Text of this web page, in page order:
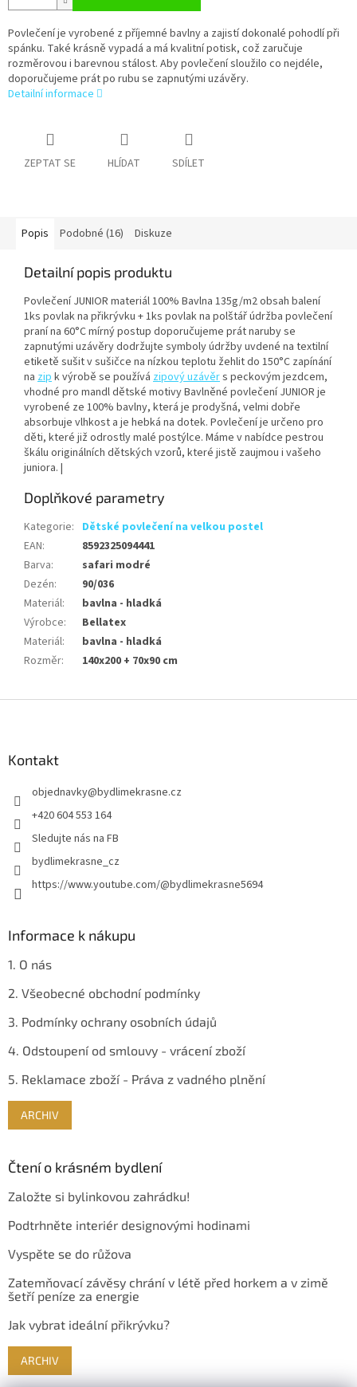
Povlečení je vyrobené z příjemné bavlny a zajistí dokonalé pohodlí při
spánku. Také krásně vypadá a má kvalitní potisk, což zaručuje
rozměrovou i barevnou stálost. Aby povlečení sloužilo co nejdéle,
doporučujeme prát po rubu se zapnutými uzávěry.
Detailní informace
ZEPTAT SE HLÍDAT SDÍLET
Popis Podobné (16) Diskuze
Detailní popis produktu
Povlečení JUNIOR materiál 100% Bavlna 135g/m2 obsah balení
1ks povlak na přikrývku + 1ks povlak na polštář údržba povlečení
praní na 60°C mírný postup doporučujeme prát naruby se
zapnutými uzávěry dodržujte symboly údržby uvdené na textilní
etiketě sušit v sušičce na nízkou teplotu žehlit do 150°C zapínání
na zipk výrobě se používá zipový uzávěrs peckovým jezdcem,
vhodné pro mandl dětské motivy Bavlněné povlečení JUNIOR je
vyrobené ze 100% bavlny, která je prodyšná, velmi dobře
absorbuje vlhkost a je hebká na dotek. Povlečení je určeno pro
děti, které již odrostly malé postýlce. Máme v nabídce pestrou
škálu originálních dětských vzorů, které jistě zaujmou i vašeho
juniora. |
Doplňkové parametry
Kategorie: Dětské povlečení na velkou postel
EAN:
8592325094441
Barva:
safari modré
Dezén:
90/036
Materiál:
bavlna - hladká
Výrobce:
Bellatex
Materiál:
bavlna - hladká
Rozměr: 140x200 + 70x90 cm
Kontakt
objednavky@bydlimekrasne.cz
+420 604 553 164
Sledujte nás na FB
bydlimekrasne_cz
https://www.youtube.com/@bydlimekrasne5694
Informace k nákupu
1. O nás
2. Všeobecné obchodní podmínky
3. Podmínky ochrany osobních údajů
4. Odstoupení od smlouvy - vrácení zboží
5. Reklamace zboží - Práva z vadného plnění
ARCHIV
Čtení o krásném bydlení
Založte si bylinkovou zahrádku!
Podtrhněte interiér designovými hodinami
Vyspěte se do růžova
Zatemňovací závěsy chrání v létě před horkem a v zimě
šetří peníze za energie
Jak vybrat ideální přikrývku?
ARCHIV